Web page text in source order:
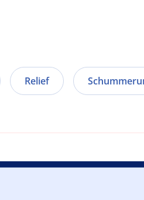
Relief